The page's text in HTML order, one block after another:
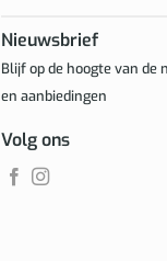
Nieuwsbrief
Blijf op de hoogte van de
en aanbiedingen
Volg ons